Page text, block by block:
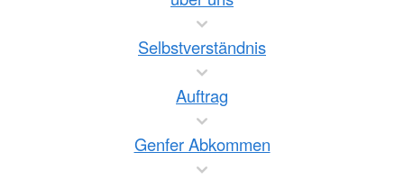
Selbstverständnis
Auftrag
Genfer Abkommen